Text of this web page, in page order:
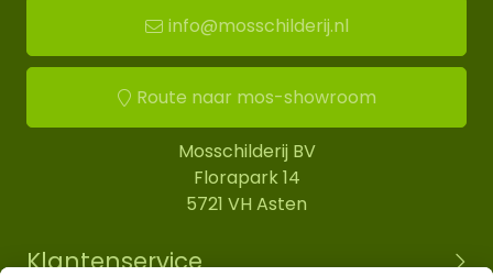
info@mosschilderij.nl
Route naar mos-showroom
Mosschilderij BV
Florapark 14
5721 VH Asten
Klantenservice